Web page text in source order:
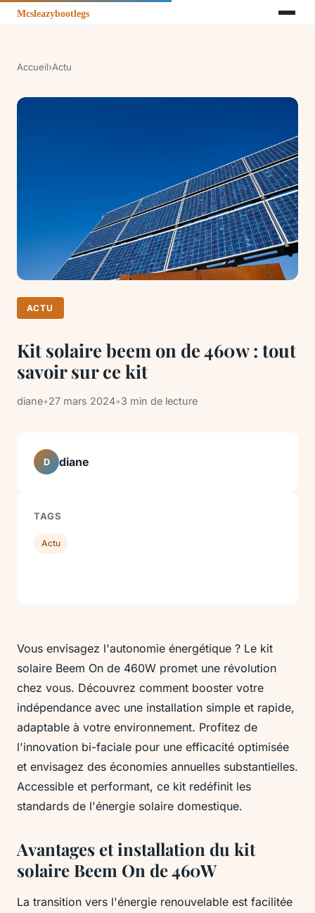
Accueil›Actu
ACTU
Kit solaire beem on de 460w : tout
savoir sur ce kit
diane•27 mars 2024•3 min de lecture
Vous envisagez l'autonomie énergétique ? Le kit
solaire Beem On de 460W promet une révolution
chez vous. Découvrez comment booster votre
indépendance avec une installation simple et rapide,
adaptable à votre environnement. Profitez de
l'innovation bi-faciale pour une efficacité optimisée
et envisagez des économies annuelles substantielles.
Accessible et performant, ce kit redéfinit les
standards de l'énergie solaire domestique.
Avantages et installation du kit
solaire Beem On de 460W
La transition vers l'énergie renouvelable est facilitée
D diane
TAGS
Actu